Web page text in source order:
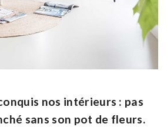
nos intérieurs : pas
sans son pot de fleurs.